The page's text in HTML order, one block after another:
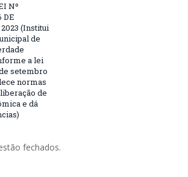
Nº
DE
2023 (Institui
de
a lei
setembro
normas
de
e dá
fechados.